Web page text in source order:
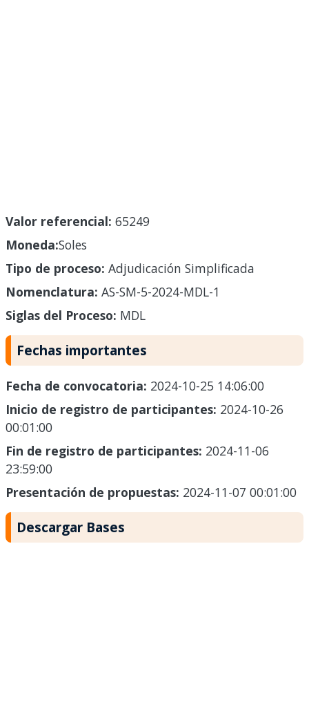
Valor referencial: 65249
Moneda:Soles
Tipo de proceso: Adjudicación Simplificada
Nomenclatura: AS-SM-5-2024-MDL-1
Siglas del Proceso: MDL
Fechas importantes
Fecha de convocatoria: 2024-10-25 14:06:00
Inicio de registro de participantes: 2024-10-26
00:01:00
Fin de registro de participantes: 2024-11-06
23:59:00
Presentación de propuestas: 2024-11-07 00:01:00
Descargar Bases